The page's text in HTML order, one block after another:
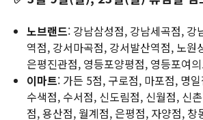
노브랜드: 강남삼성점, 강남세곡점, 강
역점, 강서마곡점, 강서발산역점, 노원
은평진관점, 영등포양평점, 영등포여
이마트: 가든 5점, 구로점, 마포점, 명
수색점, 수서점, 신도림점, 신월점, 신
점, 용산점, 월계점, 은평점, 자양점, 창